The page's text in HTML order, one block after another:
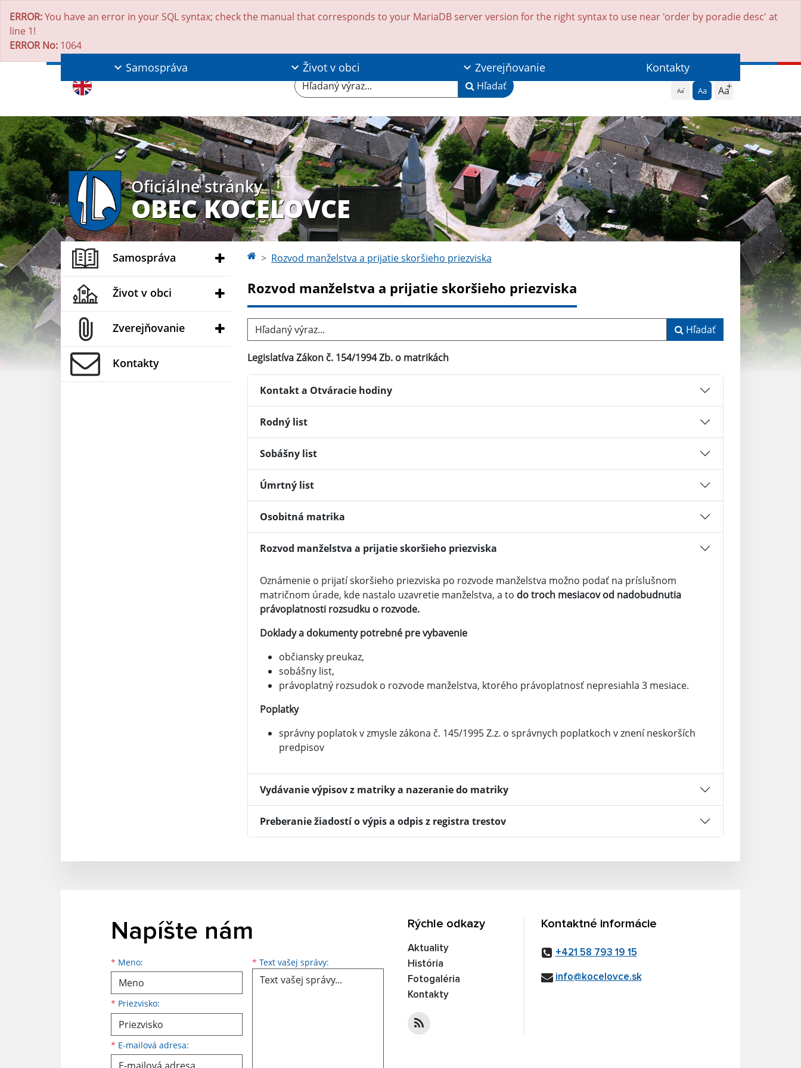
ERROR:You have an error in your SQL syntax; check the manual that corresponds to your MariaDB server version for the right syntax to use near 'order by poradie desc' at
line 1!
ERROR No: 1064
Aa Aa Aa
Hľadaný výraz... Hľadať
Samospráva Život v obci Zverejňovanie Kontakty
Oficiálne stránky
OBEC KOCEĽOVCE
Samospráva
Život v obci
Zverejňovanie
Kontakty
Rozvod manželstva a prijatie skoršieho priezviska
Rozvod manželstva a prijatie skoršieho priezviska
Hľadaný výraz... Hľadať
Legislatíva Zákon č. 154/1994 Zb. o matrikách
Kontakt a Otváracie hodiny
Rodný list
Sobášny list
Úmrtný list
Osobitná matrika
Rozvod manželstva a prijatie skoršieho priezviska
Oznámenie o prijatí skoršieho priezviska po rozvode manželstva možno podať na príslušnom
matričnom úrade, kde nastalo uzavretie manželstva, a to do troch mesiacov od nadobudnutia
právoplatnosti rozsudku o rozvode.
Doklady a dokumenty potrebné pre vybavenie
občiansky preukaz,
sobášny list,
právoplatný rozsudok o rozvode manželstva, ktorého právoplatnosť nepresiahla 3 mesiace.
Poplatky
správny poplatok v zmysle zákona č. 145/1995 Z.z. o správnych poplatkoch v znení neskorších
predpisov
Vydávanie výpisov z matriky a nazeranie do matriky
Preberanie žiadostí o výpis a odpis z registra trestov
Napíšte nám
* Meno:
Meno
* Priezvisko:
Priezvisko
* E-mailová adresa:
E-mailová adresa * Text vašej správy: Text vašej správy...
Rýchle odkazy
Aktuality
História
Fotogaléria
Kontakty
Kontaktné informácie
+421 58 793 19 15
info@kocelovce.sk